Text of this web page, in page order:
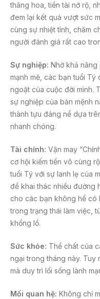
thăng hoa, tiền tài nở rộ,
đem lại kết quả vượt sức
cùng sự nhiệt tình, chăm
người đánh giá rất cao
Sự nghiệp: Nhờ khả
mạnh mẽ, các bạn tuổi
ngoặt của cuộc đời mình.
sự nghiệp của bản mệnh
thành tựu đáng nể dựa
nhanh chóng.
Tài chính: Vận may
cơ hội kiếm tiền vô cùng
tuổi Tý với sự lanh lẹ của
để khai thác nhiều đường
cho các bạn không hề có
trong trạng thái làm việc,
khổng lồ.
Sức khỏe: Thể chất của
ngại trong tháng này. Tuy
mà duy trì lối sống lành
Mối quan hệ: Không chỉ